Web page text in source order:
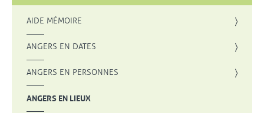
AIDE MÉMOIRE
ANGERS EN DATES
ANGERS EN PERSONNES
ANGERS EN LIEUX